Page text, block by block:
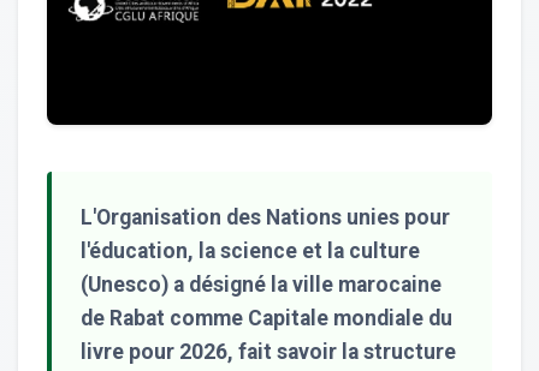
L'Organisation des Nations unies pour
l'éducation, la science et la culture
(Unesco) a désigné la ville marocaine
de Rabat comme Capitale mondiale du
livre pour 2026, fait savoir la structure